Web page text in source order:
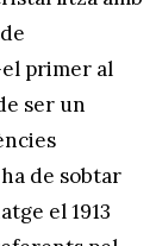
primer al
ser un
de sobtar
el 1913